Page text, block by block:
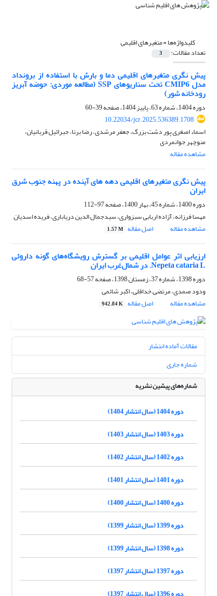
کلیدواژه‌ها =متغیرهای اقلیمی
تعداد مقالات: 3
پیش نگری متغیرهای اقلیمی دما و بارش با استفاده از برونداد
مدل CMIP6 تحت سناریوهای SSP (مطالعه موردی: حوضه آبریز
رودخانه شور)
دوره 1404، شماره 63، پاییز 1404، صفحه
39-60
10.22034/jcr.2025.536389.1708
اسماء اصغری پور دشت بزرگ، جعفر مرشدی، رضا برنا، جبرائیل قربانیان،
منوچهر جوانمردی
مشاهده مقاله
پیش نگری متغیرهای اقلیمی دهه های آینده در پهنه جنوب شرق
ایران
دوره 1400، شماره 45، بهار 1400، صفحه
97-112
مهسا فرزانه، آزاده اربابی سبزواری، سیدجمال الدین دریاباری، فریده اسدیان
مشاهده مقاله
اصل مقاله 1.57 M
ارزیابی اثر عوامل اقلیمی بر گسترش رویشگاه‌های گونه داروئی
Nepeta cataria L. در شمال‌غرب ایران
دوره 1398، شماره 37، زمستان 1398، صفحه
57-68
ودود صمدی، مرتضی خداقلی، اکبر شائمی
مشاهده مقاله
اصل مقاله 942.84 K
مقالات آماده انتشار
شماره جاری
شماره‌های پیشین نشریه
دوره 1404 (سال انتشار 1404)
دوره 1403 (سال انتشار 1403)
دوره 1402 (سال انتشار 1402)
دوره 1401 (سال انتشار 1401)
دوره 1400 (سال انتشار 1400)
دوره 1399 (سال انتشار 1399)
دوره 1398 (سال انتشار 1399)
دوره 1397 (سال انتشار 1397)